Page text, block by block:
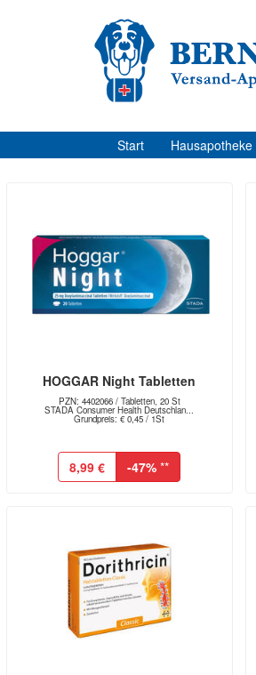
Start Hausapotheke
HOGGAR Night Tabletten
PZN: 4402066 / Tabletten, 20 St
STADA Consumer Health Deutschlan...
Grundpreis: € 0,45 / 1St
8,99 € -47% **